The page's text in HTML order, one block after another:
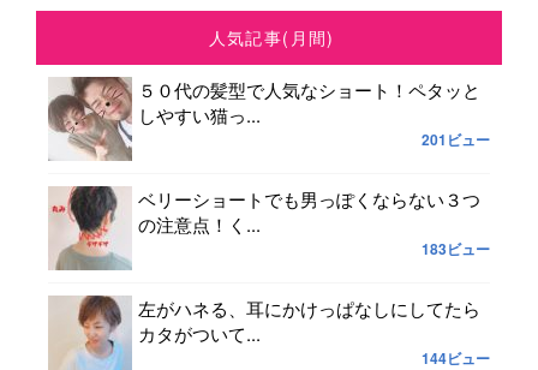
人気記事(月間)
５０代の髪型で人気なショート！ペタッと
しやすい猫っ...
201ビュー
ベリーショートでも男っぽくならない３つ
の注意点！く...
183ビュー
左がハネる、耳にかけっぱなしにしてたら
カタがついて...
144ビュー